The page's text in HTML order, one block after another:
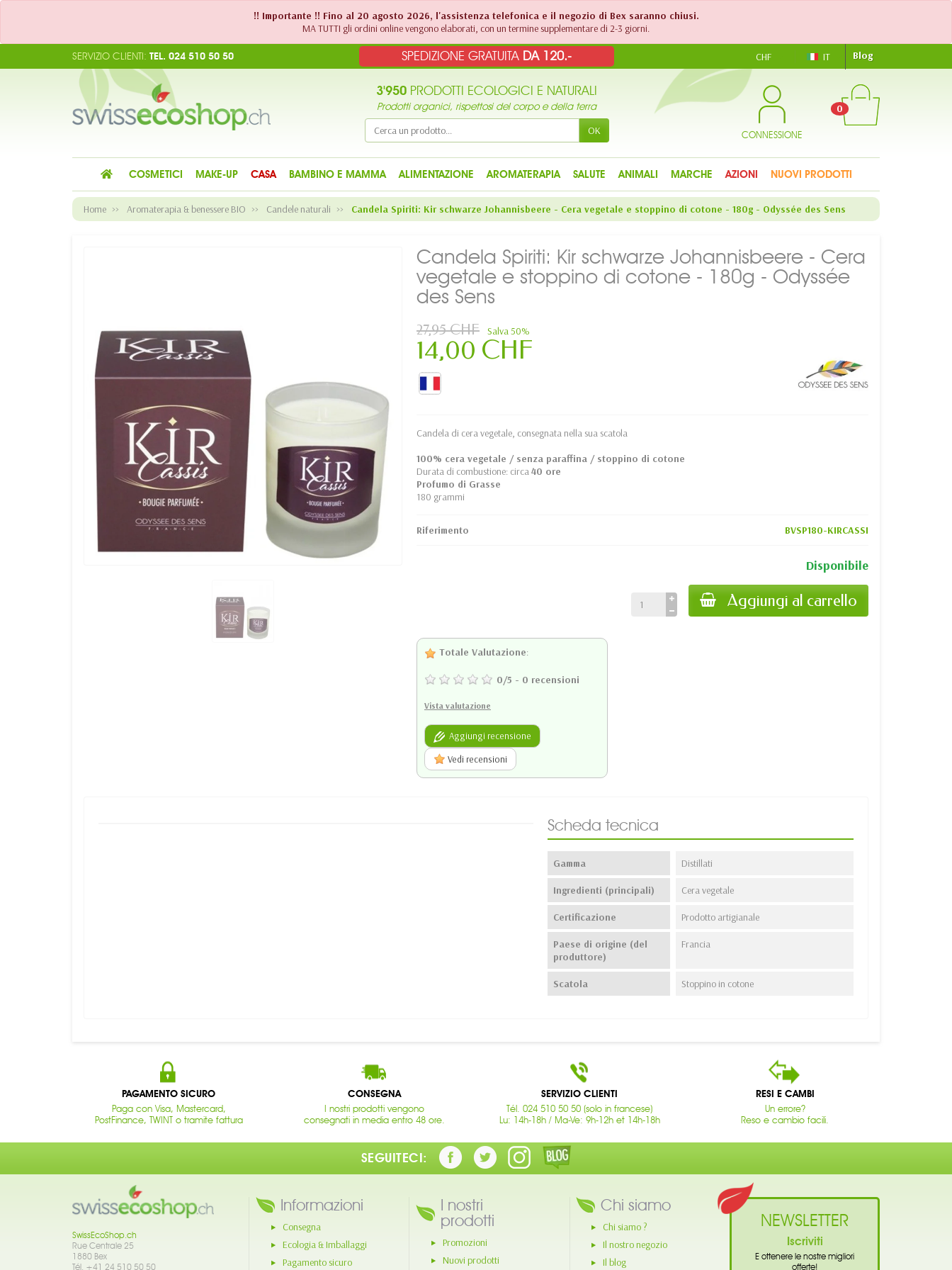
!! Importante !! Fino al 20 agosto 2026, l'assistenza telefonica e il negozio di Bex saranno chiusi.
MA TUTTI gli ordini online vengono elaborati, con un termine supplementare di 2-3 giorni.
SPEDIZIONE GRATUITA DA 120.-
SERVIZIO CLIENTI: TEL. 024 510 50 50 CHF IT Blog
3'950 PRODOTTI ECOLOGICI E NATURALI
Prodotti organici, rispettosi del corpo e della terra
OK CONNESSIONE
0
COSMETICI MAKE-UP CASA BAMBINO E MAMMA ALIMENTAZIONE AROMATERAPIA SALUTE ANIMALI MARCHE AZIONI NUOVI PRODOTTI
Home Aromaterapia & benessere BIO Candele naturali Candela Spiriti: Kir schwarze Johannisbeere - Cera vegetale e stoppino di cotone - 180g - Odyssée des Sens
Candela Spiriti: Kir schwarze Johannisbeere - Cera
vegetale e stoppino di cotone - 180g - Odyssée
des Sens
27,95 CHF Salva 50%
14,00 CHF
Candela di cera vegetale, consegnata nella sua scatola
100% cera vegetale / senza paraffina / stoppino di cotone
Durata di combustione: circa40 ore
Profumo di Grasse
180 grammi
Riferimento BVSP180-KIRCASSI
Disponibile
Aggiungi al carrello
Totale Valutazione:
0/5 - 0 recensioni
Vista valutazione
Aggiungi recensione
Vedi recensioni
Scheda tecnica
Gamma Distillati
Ingredienti (principali) Cera vegetale
Certificazione Prodotto artigianale
Paese di origine (del
produttore)
Francia
Scatola Stoppino in cotone
PAGAMENTO SICURO
Paga con Visa, Mastercard,
PostFinance, TWINT o tramite fattura
CONSEGNA
I nostri prodotti vengono
consegnati in media entro 48 ore.
SERVIZIO CLIENTI
Tél. 024 510 50 50 (solo in francese)
Lu: 14h-18h / Ma-Ve: 9h-12h et 14h-18h
RESI E CAMBI
Un errore?
Reso e cambio facili.
SEGUITECI:
SwissEcoShop.ch
Rue Centrale 25
1880 Bex
Tél. +41 24 510 50 50
Informazioni
Consegna
Ecologia & Imballaggi
Pagamento sicuro
I nostri
prodotti
Promozioni
Nuovi prodotti
Chi siamo
Chi siamo ?
Il nostro negozio
Il blog
NEWSLETTER
Iscriviti
E ottenere le nostre migliori
offerte!